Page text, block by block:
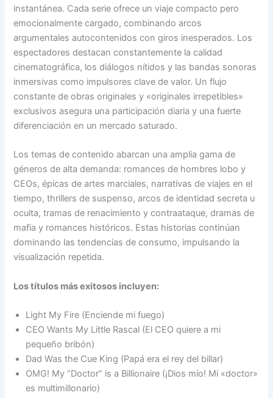
instantánea. Cada serie ofrece un viaje compacto pero
emocionalmente cargado, combinando arcos
argumentales autocontenidos con giros inesperados. Los
espectadores destacan constantemente la calidad
cinematográfica, los diálogos nítidos y las bandas sonoras
inmersivas como impulsores clave de valor. Un flujo
constante de obras originales y «originales irrepetibles»
exclusivos asegura una participación diaria y una fuerte
diferenciación en un mercado saturado.
Los temas de contenido abarcan una amplia gama de
géneros de alta demanda: romances de hombres lobo y
CEOs, épicas de artes marciales, narrativas de viajes en el
tiempo, thrillers de suspenso, arcos de identidad secreta u
oculta, tramas de renacimiento y contraataque, dramas de
mafia y romances históricos. Estas historias continúan
dominando las tendencias de consumo, impulsando la
visualización repetida.
Los títulos más exitosos incluyen:
Light My Fire (Enciende mi fuego)
CEO Wants My Little Rascal (El CEO quiere a mi
pequeño bribón)
Dad Was the Cue King (Papá era el rey del billar)
OMG! My “Doctor” is a Billionaire (¡Dios mío! Mi «doctor»
es multimillonario)